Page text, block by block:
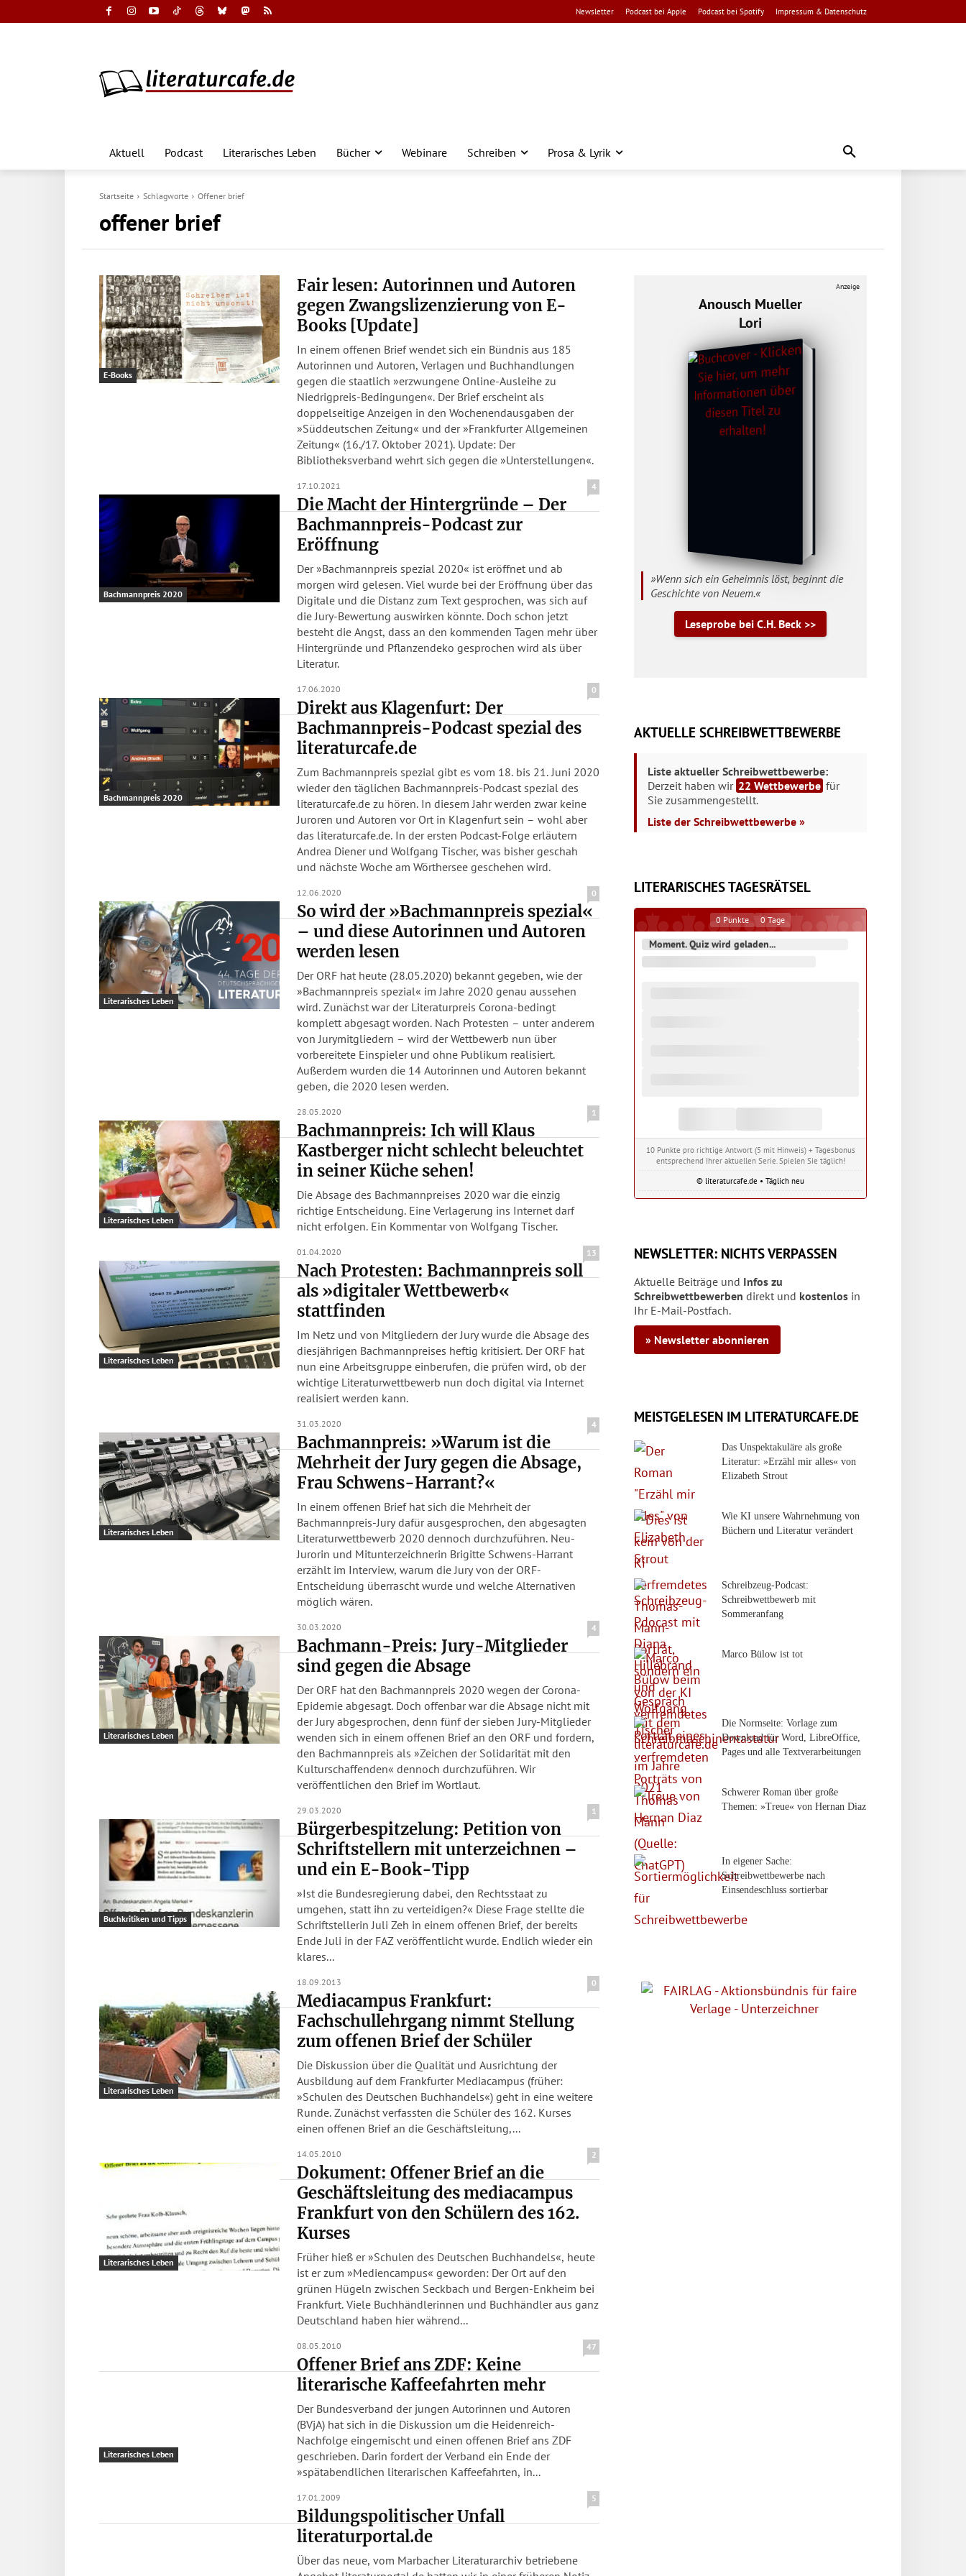
Newsletter Podcast bei Apple Podcast bei Spotify Impressum & Datenschutz
Aktuell Podcast Literarisches Leben Bücher Webinare Schreiben Prosa & Lyrik
Startseite Schlagworte Offener brief
offener brief
E-Books
Fair lesen: Autorinnen und Autoren
gegen Zwangslizenzierung von E-
Books [Update]
In einem offenen Brief wendet sich ein Bündnis aus 185
Autorinnen und Autoren, Verlagen und Buchhandlungen
gegen die staatlich »erzwungene Online-Ausleihe zu
Niedrigpreis-Bedingungen«. Der Brief erscheint als
doppelseitige Anzeigen in den Wochenendausgaben der
»Süddeutschen Zeitung« und der »Frankfurter Allgemeinen
Zeitung« (16./17. Oktober 2021). Update: Der
Bibliotheksverband wehrt sich gegen die »Unterstellungen«.
17.10.2021 4
Bachmannpreis 2020
Die Macht der Hintergründe – Der
Bachmannpreis-Podcast zur
Eröffnung
Der »Bachmannpreis spezial 2020« ist eröffnet und ab
morgen wird gelesen. Viel wurde bei der Eröffnung über das
Digitale und die Distanz zum Text gesprochen, was sich auf
die Jury-Bewertung auswirken könnte. Doch schon jetzt
besteht die Angst, dass an den kommenden Tagen mehr über
Hintergründe und Pflanzendeko gesprochen wird als über
Literatur.
17.06.2020 0
Bachmannpreis 2020
Direkt aus Klagenfurt: Der
Bachmannpreis-Podcast spezial des
literaturcafe.de
Zum Bachmannpreis spezial gibt es vom 18. bis 21. Juni 2020
wieder den täglichen Bachmannpreis-Podcast spezial des
literaturcafe.de zu hören. In diesem Jahr werden zwar keine
Juroren und Autoren vor Ort in Klagenfurt sein – wohl aber
das literaturcafe.de. In der ersten Podcast-Folge erläutern
Andrea Diener und Wolfgang Tischer, was bisher geschah
und nächste Woche am Wörthersee geschehen wird.
12.06.2020 0
Literarisches Leben
So wird der »Bachmannpreis spezial«
– und diese Autorinnen und Autoren
werden lesen
Der ORF hat heute (28.05.2020) bekannt gegeben, wie der
»Bachmannpreis spezial« im Jahre 2020 genau aussehen
wird. Zunächst war der Literaturpreis Corona-bedingt
komplett abgesagt worden. Nach Protesten – unter anderem
von Jurymitgliedern – wird der Wettbewerb nun über
vorbereitete Einspieler und ohne Publikum realisiert.
Außerdem wurden die 14 Autorinnen und Autoren bekannt
geben, die 2020 lesen werden.
28.05.2020 1
Literarisches Leben
Bachmannpreis: Ich will Klaus
Kastberger nicht schlecht beleuchtet
in seiner Küche sehen!
Die Absage des Bachmannpreises 2020 war die einzig
richtige Entscheidung. Eine Verlagerung ins Internet darf
nicht erfolgen. Ein Kommentar von Wolfgang Tischer.
01.04.2020 13
Literarisches Leben
Nach Protesten: Bachmannpreis soll
als »digitaler Wettbewerb«
stattfinden
Im Netz und von Mitgliedern der Jury wurde die Absage des
diesjährigen Bachmannpreises heftig kritisiert. Der ORF hat
nun eine Arbeitsgruppe einberufen, die prüfen wird, ob der
wichtige Literaturwettbewerb nun doch digital via Internet
realisiert werden kann.
31.03.2020 4
Literarisches Leben
Bachmannpreis: »Warum ist die
Mehrheit der Jury gegen die Absage,
Frau Schwens-Harrant?«
In einem offenen Brief hat sich die Mehrheit der
Bachmannpreis-Jury dafür ausgesprochen, den abgesagten
Literaturwettbewerb 2020 dennoch durchzuführen. Neu-
Jurorin und Mitunterzeichnerin Brigitte Schwens-Harrant
erzählt im Interview, warum die Jury von der ORF-
Entscheidung überrascht wurde und welche Alternativen
möglich wären.
30.03.2020 4
Literarisches Leben
Bachmann-Preis: Jury-Mitglieder
sind gegen die Absage
Der ORF hat den Bachmannpreis 2020 wegen der Corona-
Epidemie abgesagt. Doch offenbar war die Absage nicht mit
der Jury abgesprochen, denn fünf der sieben Jury-Mitglieder
wenden sich in einem offenen Brief an den ORF und fordern,
den Bachmannpreis als »Zeichen der Solidarität mit den
Kulturschaffenden« dennoch durchzuführen. Wir
veröffentlichen den Brief im Wortlaut.
29.03.2020 1
Buchkritiken und Tipps
Bürgerbespitzelung: Petition von
Schriftstellern mit unterzeichnen –
und ein E-Book-Tipp
»Ist die Bundesregierung dabei, den Rechtsstaat zu
umgehen, statt ihn zu verteidigen?« Diese Frage stellte die
Schriftstellerin Juli Zeh in einem offenen Brief, der bereits
Ende Juli in der FAZ veröffentlicht wurde. Endlich wieder ein
klares...
18.09.2013 0
Literarisches Leben
Mediacampus Frankfurt:
Fachschullehrgang nimmt Stellung
zum offenen Brief der Schüler
Die Diskussion über die Qualität und Ausrichtung der
Ausbildung auf dem Frankfurter Mediacampus (früher:
»Schulen des Deutschen Buchhandels«) geht in eine weitere
Runde. Zunächst verfassten die Schüler des 162. Kurses
einen offenen Brief an die Geschäftsleitung,...
14.05.2010 2
Literarisches Leben
Dokument: Offener Brief an die
Geschäftsleitung des mediacampus
Frankfurt von den Schülern des 162.
Kurses
Früher hieß er »Schulen des Deutschen Buchhandels«, heute
ist er zum »Mediencampus« geworden: Der Ort auf den
grünen Hügeln zwischen Seckbach und Bergen-Enkheim bei
Frankfurt. Viele Buchhändlerinnen und Buchhändler aus ganz
Deutschland haben hier während...
08.05.2010 47
Literarisches Leben
Offener Brief ans ZDF: Keine
literarische Kaffeefahrten mehr
Der Bundesverband der jungen Autorinnen und Autoren
(BVjA) hat sich in die Diskussion um die Heidenreich-
Nachfolge eingemischt und einen offenen Brief ans ZDF
geschrieben. Darin fordert der Verband ein Ende der
»spätabendlichen literarischen Kaffeefahrten, in...
17.01.2009 5
Bildungspolitischer Unfall
literaturportal.de
Über das neue, vom Marbacher Literaturarchiv betriebene
Anzeige
Anousch Mueller
Lori
»Wenn sich ein Geheimnis löst, beginnt die
Geschichte von Neuem.«
Leseprobe bei C.H. Beck >>
AKTUELLE SCHREIBWETTBEWERBE
Liste aktueller Schreibwettbewerbe:
Derzeit haben wir 22 Wettbewerbe für
Sie zusammengestellt.
Liste der Schreibwettbewerbe »
LITERARISCHES TAGESRÄTSEL
0 Punkte 0 Tage
Moment. Quiz wird geladen...
10 Punkte pro richtige Antwort (5 mit Hinweis) + Tagesbonus
entsprechend Ihrer aktuellen Serie. Spielen Sie täglich!
© literaturcafe.de • Täglich neu
NEWSLETTER: NICHTS VERPASSEN
Aktuelle Beiträge und Infos zu
Schreibwettbewerben direkt und kostenlos in
Ihr E-Mail-Postfach.
» Newsletter abonnieren
MEISTGELESEN IM LITERATURCAFE.DE
Das Unspektakuläre als große
Literatur: »Erzähl mir alles« von
Elizabeth Strout
Wie KI unsere Wahrnehmung von
Büchern und Literatur verändert
Schreibzeug-Podcast:
Schreibwettbewerb mit
Sommeranfang
Marco Bülow ist tot
Die Normseite: Vorlage zum
Download für Word, LibreOffice,
Pages und alle Textverarbeitungen
Schwerer Roman über große
Themen: »Treue« von Hernan Diaz
In eigener Sache:
Schreibwettbewerbe nach
Einsendeschluss sortierbar